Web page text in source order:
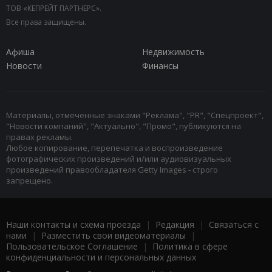
ТОВ «КЕПРЕЙТ ПАРТНЕРС».
Все права защищены.
Афиша
Недвижимость
Новости
Финансы
Материалы, отмеченные знаками "Реклама", "PR", "Спецпроект",
"Новости компаний", "Актуально", "Промо", публикуются на
правах рекламы.
Любое копирование, перепечатка и воспроизведение
фотографических произведений и/или аудиовизуальных
произведений правообладателя Getty Images - строго
запрещено.
Наши контакты и схема проезда | Редакция | Связаться с
нами | Разместить свои видеоматериалы |
Пользовательское Соглашение |
Политика в сфере
конфиденциальности и персональных данных